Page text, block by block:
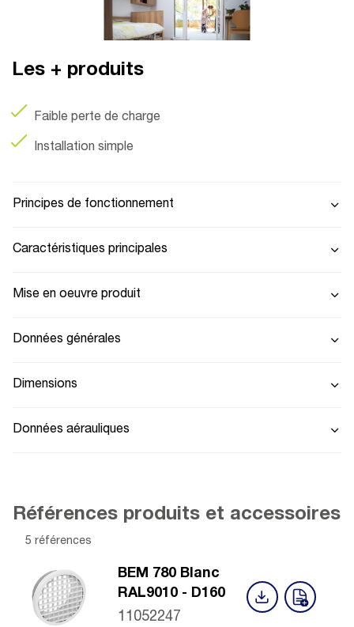
Les + produits
Faible perte de charge
Installation simple
Principes de fonctionnement
Caractéristiques principales
Mise en oeuvre produit
Données générales
Dimensions
Données aérauliques
Références produits et accessoires
5 références
BEM 780 Blanc
RAL9010 - D160
11052247